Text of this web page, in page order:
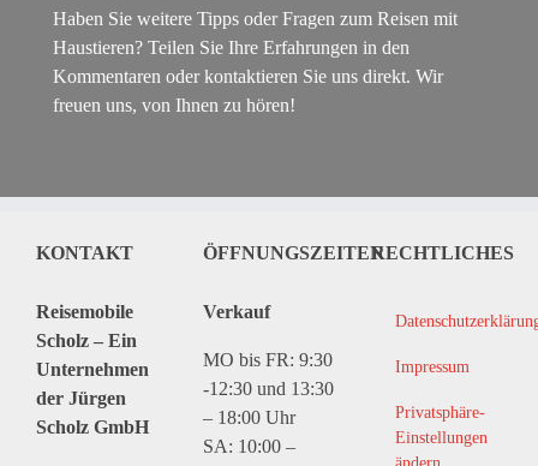
Haben Sie weitere Tipps oder Fragen zum Reisen mit
Haustieren? Teilen Sie Ihre Erfahrungen in den
Kommentaren oder kontaktieren Sie uns direkt. Wir
freuen uns, von Ihnen zu hören!
KONTAKT
Reisemobile
Scholz – Ein
Unternehmen
der Jürgen
Scholz GmbH
ÖFFNUNGSZEITEN
Verkauf
MO bis FR: 9:30
-12:30 und 13:30
– 18:00 Uhr
SA: 10:00 –
RECHTLICHES
Impressum
Privatsphäre-
Einstellungen